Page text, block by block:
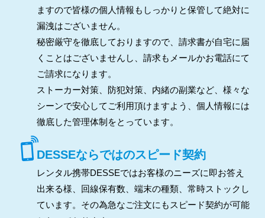
ますので皆様の個人情報もしっかりと保管して絶対に
漏洩はございません。
秘密厳守を徹底しておりますので、請求書が自宅に届
くことはございませんし、請求もメールかお電話にて
ご請求になります。
ストーカー対策、防犯対策、内緒の副業など、様々な
シーンで安心してご利用頂けますよう、個人情報には
徹底した管理体制をとっています。
DESSEならではのスピード契約
レンタル携帯DESSEではお客様のニーズに即お答え
出来る様、回線保有数、端末の種類、常時ストックし
ています。その為急なご注文にもスピード契約が可能